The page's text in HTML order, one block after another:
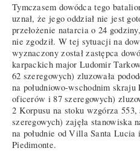
Tymczasem dowódca tego
uznał, że jego oddział nie jest
przełożenie natarcia o 24
nie zgodził. W tej sytuacji na
wyznaczony został zastępca
karpackich major Ludomir
62 szeregowych) zluzowała
na południowo-wschodnim
oficerów i 87 szeregowych)
2 Korpusu na stoku wzgórza
szeregowych) zajęła stanowiska
na południe od Villa Santa Lucia
Piedimonte.